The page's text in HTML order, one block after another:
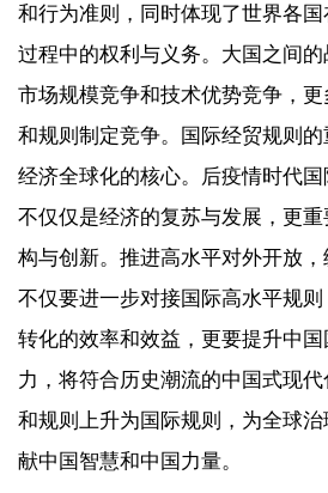
和行为准则，同时体现了世界各
过程中的权利与义务。大国之间
市场规模竞争和技术优势竞争，
和规则制定竞争。国际经贸规则
经济全球化的核心。后疫情时代
不仅仅是经济的复苏与发展，更
构与创新。推进高水平对外开放，
不仅要进一步对接国际高水平规
转化的效率和效益，更要提升中
力，将符合历史潮流的中国式现
和规则上升为国际规则，为全球
献中国智慧和中国力量。